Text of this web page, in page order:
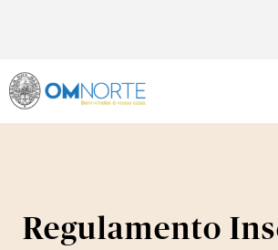
Regulamento